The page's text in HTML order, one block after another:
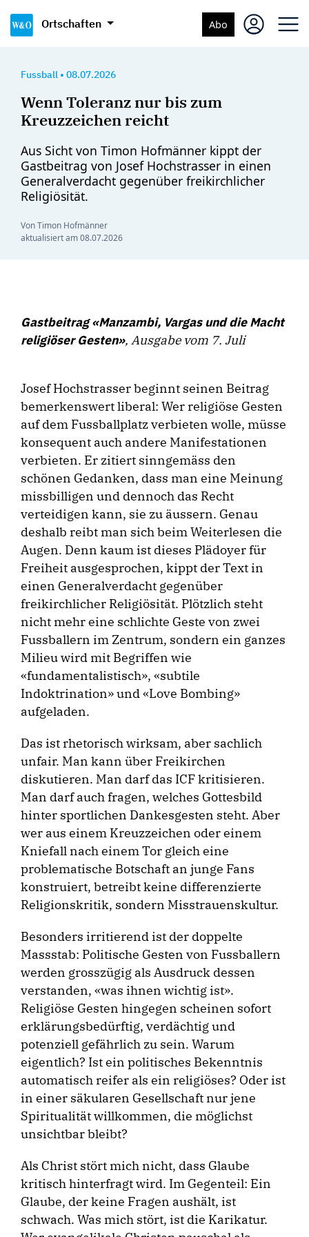
Ortschaften Abo
Fussball • 08.07.2026
Wenn Toleranz nur bis zum
Kreuzzeichen reicht
Aus Sicht von Timon Hofmänner kippt der
Gastbeitrag von Josef Hochstrasser in einen
Generalverdacht gegenüber freikirchlicher
Religiösität.
Von Timon Hofmänner
aktualisiert am08.07.2026
Gastbeitrag «Manzambi, Vargas und die Macht
religiöser Gesten», Ausgabe vom 7. Juli
Josef Hochstrasser beginnt seinen Beitrag
bemerkenswert liberal: Wer religiöse Gesten
auf dem Fussballplatz verbieten wolle, müsse
konsequent auch andere Manifestationen
verbieten. Er zitiert sinngemäss den
schönen Gedanken, dass man eine Meinung
missbilligen und dennoch das Recht
verteidigen kann, sie zu äussern. Genau
deshalb reibt man sich beim Weiterlesen die
Augen. Denn kaum ist dieses Plädoyer für
Freiheit ausgesprochen, kippt der Text in
einen Generalverdacht gegenüber
freikirchlicher Religiösität. Plötzlich steht
nicht mehr eine schlichte Geste von zwei
Fussballern im Zentrum, sondern ein ganzes
Milieu wird mit Begriffen wie
«fundamentalistisch», «subtile
Indoktrination» und «Love Bombing»
aufgeladen.
Das ist rhetorisch wirksam, aber sachlich
unfair. Man kann über Freikirchen
diskutieren. Man darf das ICF kritisieren.
Man darf auch fragen, welches Gottesbild
hinter sportlichen Dankesgesten steht. Aber
wer aus einem Kreuzzeichen oder einem
Kniefall nach einem Tor gleich eine
problematische Botschaft an junge Fans
konstruiert, betreibt keine differenzierte
Religionskritik, sondern Misstrauenskultur.
Besonders irritierend ist der doppelte
Massstab: Politische Gesten von Fussballern
werden grosszügig als Ausdruck dessen
verstanden, «was ihnen wichtig ist».
Religiöse Gesten hingegen scheinen sofort
erklärungsbedürftig, verdächtig und
potenziell gefährlich zu sein. Warum
eigentlich? Ist ein politisches Bekenntnis
automatisch reifer als ein religiöses? Oder ist
in einer säkularen Gesellschaft nur jene
Spiritualität willkommen, die möglichst
unsichtbar bleibt?
Als Christ stört mich nicht, dass Glaube
kritisch hinterfragt wird. Im Gegenteil: Ein
Glaube, der keine Fragen aushält, ist
schwach. Was mich stört, ist die Karikatur.